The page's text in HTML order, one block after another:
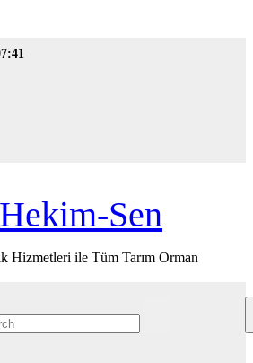
Sen
Hizmetleri ile Tüm Tarım Orman